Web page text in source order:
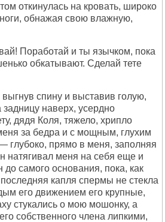
откинулась на кровать, широко
обнажая свою влажную,
Поработай и ты язычком, пока
обкатывают. Сделай тете
спину и выставив голую,
наверх, усердно
дядя Коля, тяжело, хрипло
за бедра и с мощным, глухим
глубоко, прямо в меня, заполняя
натягивал меня на себя еще и
самого основания, пока, как
капля спермы не стекла
его движением его крупные,
стукались о мою мошонку, а
собственного члена липкими,